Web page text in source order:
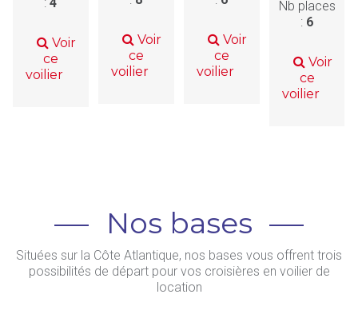
Voir
ce
voilier
Voir
ce
voilier
Voir
ce
voilier
Nb places
: 6
Voir
ce
voilier
Nos bases
Situées sur la Côte Atlantique, nos bases vous offrent trois
possibilités de départ pour vos croisières en voilier de
location